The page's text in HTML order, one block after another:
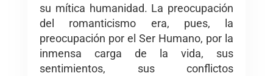
su mítica humanidad. La preocupación
del romanticismo era, pues, la
preocupación por el Ser Humano, por la
inmensa carga de la vida, sus
sentimientos, sus conflictos